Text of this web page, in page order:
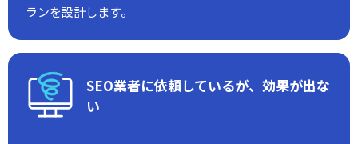
ランを設計します。
SEO業者に依頼しているが、効果が出な
い